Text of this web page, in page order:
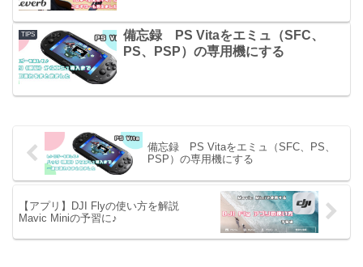
TIPS
備忘録 PS Vitaをエミュ（SFC、
PS、PSP）の専用機にする
備忘録 PS Vitaをエミュ（SFC、PS、
PSP）の専用機にする
【アプリ】DJI Flyの使い方を解説
Mavic Miniの予習に♪